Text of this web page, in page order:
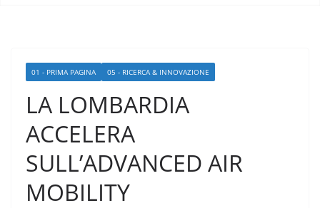
01 - PRIMA PAGINA 05 - RICERCA & INNOVAZIONE
LA LOMBARDIA
ACCELERA
SULL’ADVANCED AIR
MOBILITY